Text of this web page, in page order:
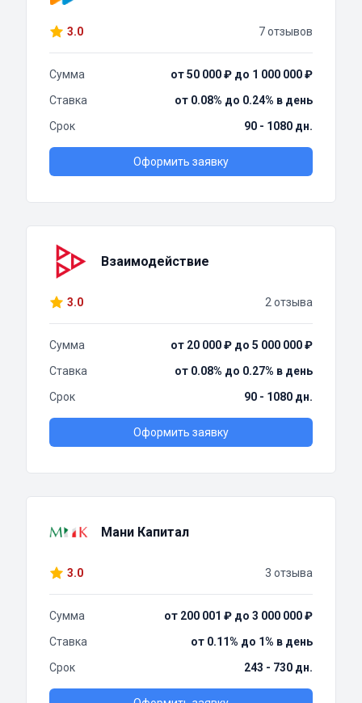
3.0 7 отзывов
Сумма
от 50 000 ₽ до 1 000 000 ₽
Ставка
от 0.08% до 0.24% в день
Срок
90 - 1080 дн.
Оформить заявку
Взаимодействие
3.0 2 отзыва
Сумма
от 20 000 ₽ до 5 000 000 ₽
Ставка
от 0.08% до 0.27% в день
Срок
90 - 1080 дн.
Оформить заявку
Мани Капитал
3.0 3 отзыва
Сумма
от 200 001 ₽ до 3 000 000 ₽
Ставка
от 0.11% до 1% в день
Срок
243 - 730 дн.